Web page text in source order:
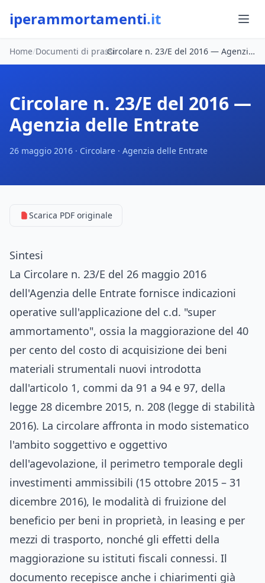
iperammortamenti.it
Home/Documenti di prassi
/ Circolare n. 23/E del 2016 — Agenzia delle Entrate
Circolare n. 23/E del 2016 —
Agenzia delle Entrate
26 maggio 2016 · Circolare · Agenzia delle Entrate
Scarica PDF originale
Sintesi
La Circolare n. 23/E del 26 maggio 2016
dell'Agenzia delle Entrate fornisce indicazioni
operative sull'applicazione del c.d. "super
ammortamento", ossia la maggiorazione del 40
per cento del costo di acquisizione dei beni
materiali strumentali nuovi introdotta
dall'articolo 1, commi da 91 a 94 e 97, della
legge 28 dicembre 2015, n. 208 (legge di stabilità
2016). La circolare affronta in modo sistematico
l'ambito soggettivo e oggettivo
dell'agevolazione, il perimetro temporale degli
investimenti ammissibili (15 ottobre 2015 – 31
dicembre 2016), le modalità di fruizione del
beneficio per beni in proprietà, in leasing e per
mezzi di trasporto, nonché gli effetti della
maggiorazione su istituti fiscali connessi. Il
documento recepisce anche i chiarimenti già